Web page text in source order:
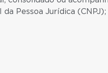
Pessoa Jurídica (CNPJ);